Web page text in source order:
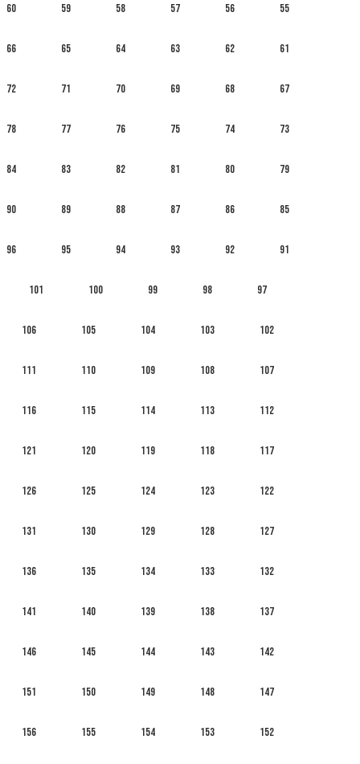
55
56
57
58
59
60
61
62
63
64
65
66
67
68
69
70
71
72
73
74
75
76
77
78
79
80
81
82
83
84
85
86
87
88
89
90
91
92
93
94
95
96
97
98
99
100
101
102
103
104
105
106
107
108
109
110
111
112
113
114
115
116
117
118
119
120
121
122
123
124
125
126
127
128
129
130
131
132
133
134
135
136
137
138
139
140
141
142
143
144
145
146
147
148
149
150
151
152
153
154
155
156